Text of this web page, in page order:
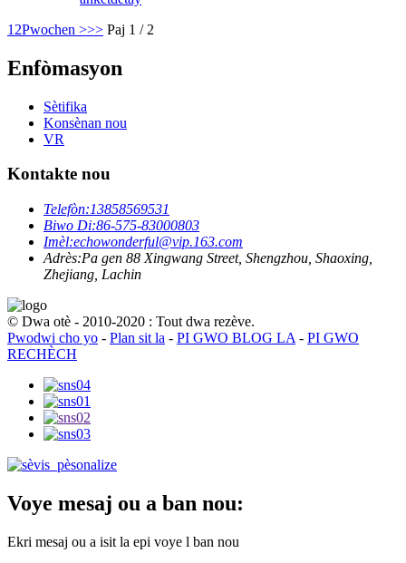
1 2Pwochen >>> Paj 1 / 2
Enfòmasyon
Sètifika
Konsènan nou
VR
Kontakte nou
Telefòn:13858569531
Biwo Di:86-575-83000803
Imèl:echowonderful@vip.163.com
Adrès:Pa gen 88 Xingwang Street, Shengzhou, Shaoxing,
Zhejiang, Lachin
© Dwa otè - 2010-2020 : Tout dwa rezève.
Pwodwi cho yo - Plan sit la - PI GWO BLOG LA - PI GWO
RECHÈCH
Voye mesaj ou a ban nou:
Ekri mesaj ou a isit la epi voye l ban nou